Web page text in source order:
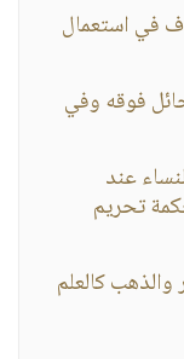
في استعمال
فوقه وفي
عند
تحريم
كالعلم